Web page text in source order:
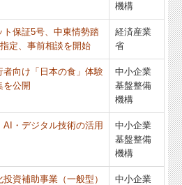
機構
ト保証5号、中東情勢踏
定、事前相談を開始
経済産業
省
者向け「日本の食」体験
を公開
中小企業
基盤整備
機構
AI・デジタル技術の活用
中小企業
基盤整備
機構
資補助事業（一般型）
中小企業